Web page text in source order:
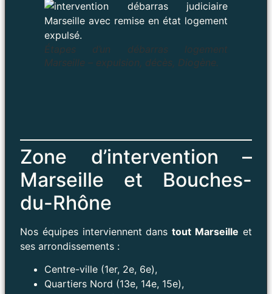
Étapes d’un débarras logement
Marseille – expulsion, décès, Diogène.
Zone d’intervention –
Marseille et Bouches-
du-Rhône
Nos équipes interviennent danstout Marseille et
ses arrondissements :
Centre-ville (1er, 2e, 6e),
Quartiers Nord (13e, 14e, 15e),